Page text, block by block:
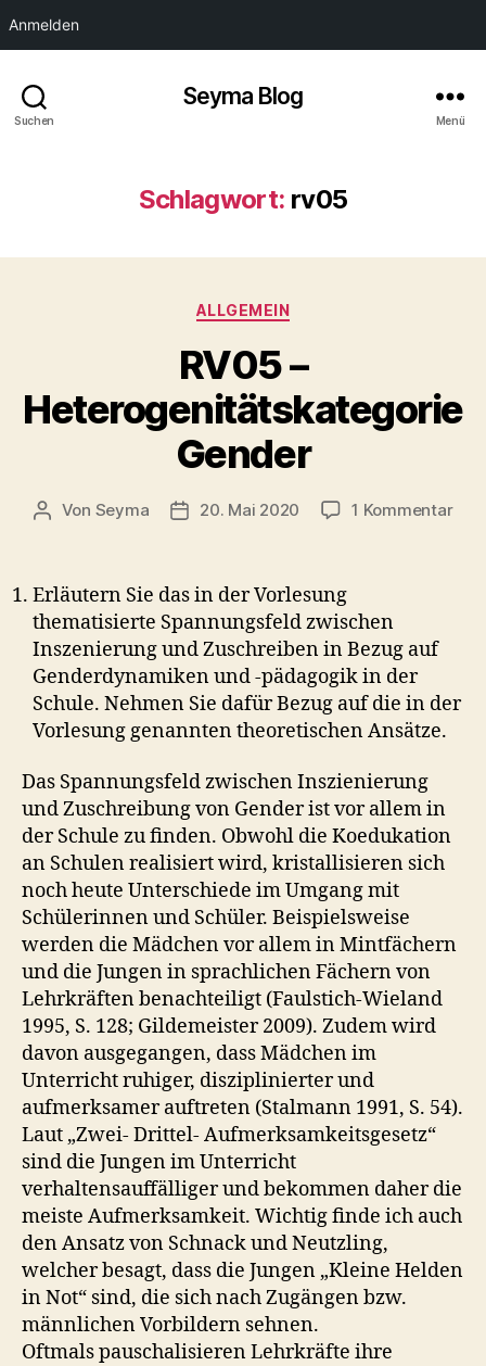
Anmelden
Suchen
Seyma Blog
Menü
Schlagwort: rv05
Kategorien
ALLGEMEIN
RV05 –
Heterogenitätskategorie
Gender
Beitragsautor
Von Seyma Veröffentlichungsdatum
20. Mai 2020 1 Kommentarzu
Erläutern Sie das in der Vorlesung
thematisierte Spannungsfeld zwischen
Inszenierung und Zuschreiben in Bezug auf
Genderdynamiken und -pädagogik in der
Schule. Nehmen Sie dafür Bezug auf die in der
Vorlesung genannten theoretischen Ansätze.
Das Spannungsfeld zwischen Inszienierung
und Zuschreibung von Gender ist vor allem in
der Schule zu finden. Obwohl die Koedukation
an Schulen realisiert wird, kristallisieren sich
noch heute Unterschiede im Umgang mit
Schülerinnen und Schüler. Beispielsweise
werden die Mädchen vor allem in Mintfächern
und die Jungen in sprachlichen Fächern von
Lehrkräften benachteiligt (Faulstich-Wieland
1995, S. 128; Gildemeister 2009). Zudem wird
davon ausgegangen, dass Mädchen im
Unterricht ruhiger, disziplinierter und
aufmerksamer auftreten (Stalmann 1991, S. 54).
Laut „Zwei- Drittel- Aufmerksamkeitsgesetz“
sind die Jungen im Unterricht
verhaltensauffälliger und bekommen daher die
meiste Aufmerksamkeit. Wichtig finde ich auch
den Ansatz von Schnack und Neutzling,
welcher besagt, dass die Jungen „Kleine Helden
in Not“ sind, die sich nach Zugängen bzw.
männlichen Vorbildern sehnen.
Oftmals pauschalisieren Lehrkräfte ihre